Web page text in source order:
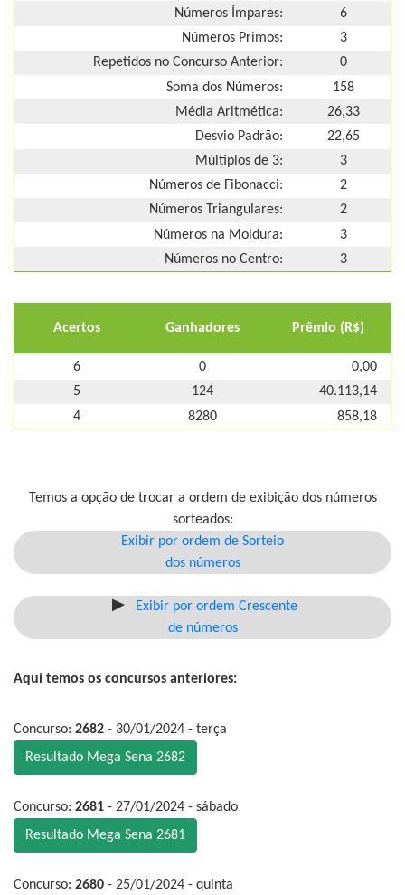
Números Ímpares:
6
Números Primos:
3
Repetidos no Concurso Anterior:
0
Soma dos Números:
158
Média Aritmética:
26,33
Desvio Padrão:
22,65
Múltiplos de 3:
3
Números de Fibonacci:
2
Números Triangulares:
2
Números na Moldura:
3
Números no Centro:
3
Acertos Ganhadores Prêmio (R$)
6 0
0,00
5
124
40.113,14
4
8280 858,18
Temos a opção de trocar a ordem de exibição dos números
sorteados:
Exibir por ordem de Sorteio
dos números
Exibir por ordem Crescente
de números
Aqui temos os concursos anteriores:
Concurso: 2682 - 30/01/2024 - terça
Resultado Mega Sena 2682
Concurso: 2681 - 27/01/2024 - sábado
Resultado Mega Sena 2681
Concurso: 2680 - 25/01/2024 - quinta